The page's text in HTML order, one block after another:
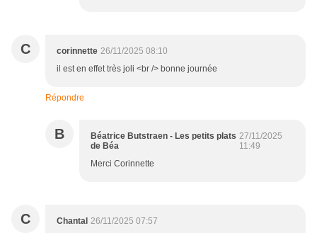
C corinnette 26/11/2025 08:10
il est en effet très joli <br /> bonne journée
Répondre
B
Béatrice Butstraen - Les petits plats
de Béa
27/11/2025
11:49
Merci Corinnette
C Chantal 26/11/2025 07:57